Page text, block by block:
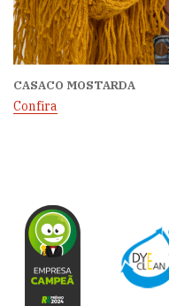
CASACO MOSTARDA
Confira